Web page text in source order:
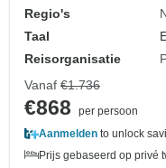
Regio's
Taal
Reisorganisatie
Vanaf €1.736
€868
per persoon
Aanmelden to unlock
Prijs gebaseerd op privé